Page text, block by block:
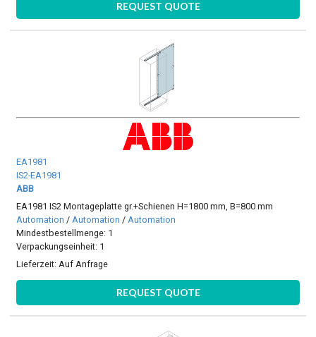
REQUEST QUOTE
EA1981
IS2-EA1981
ABB
EA1981 IS2 Montageplatte gr.+Schienen H=1800 mm, B=800 mm
Automation / Automation / Automation
Mindestbestellmenge: 1
Verpackungseinheit: 1
Lieferzeit:Auf Anfrage
REQUEST QUOTE